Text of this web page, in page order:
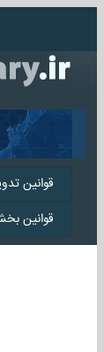
قوانین
قوانین